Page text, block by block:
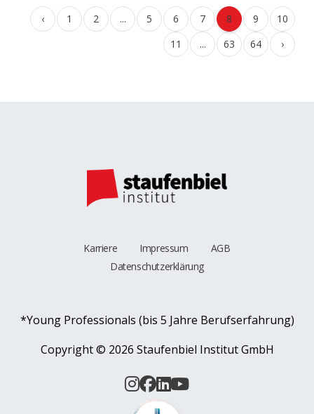
‹ 1 2 ... 5 6 7 8 9
10
11
... 63 64 ›
Karriere Impressum
AGB
Datenschutzerklärung
*Young Professionals (bis 5 Jahre Berufserfahrung)
Copyright © 2026 Staufenbiel Institut GmbH